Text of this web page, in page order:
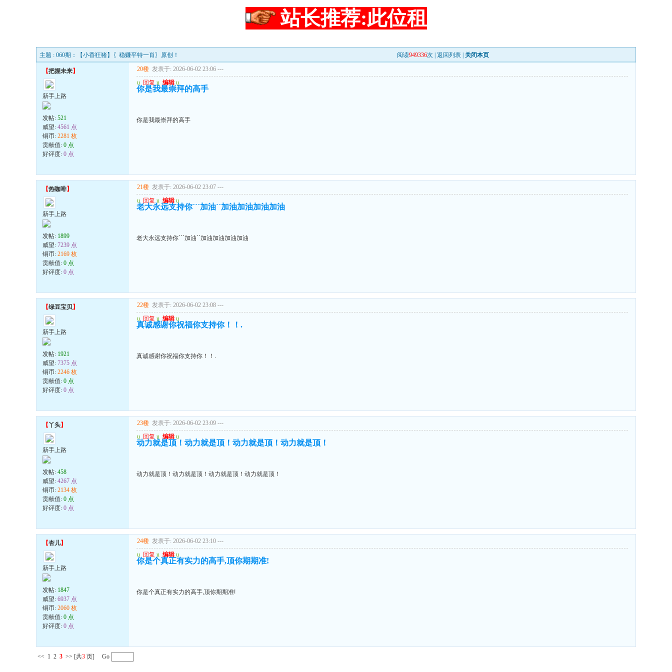
站长推荐:此位租
主题 : 060期：【小香狂猪】〖稳赚平特一肖〗原创！ 阅读949336次 | 返回列表 关闭本页
【把握未来】
新手上路
发帖: 521
威望: 4561 点
铜币: 2281 枚
贡献值: 0 点
好评度: 0 点
20楼 发表于: 2026-06-02 23:06 ---
u 回复 u 编辑 u
你是我最崇拜的高手
你是我最崇拜的高手
【热咖啡】
新手上路
发帖: 1899
威望: 7239 点
铜币: 2169 枚
贡献值: 0 点
好评度: 0 点
21楼 发表于: 2026-06-02 23:07 ---
u 回复 u 编辑 u
老大永远支持你```加油``加油加油加油加油
老大永远支持你```加油``加油加油加油加油
【绿豆宝贝】
新手上路
发帖: 1921
威望: 7375 点
铜币: 2246 枚
贡献值: 0 点
好评度: 0 点
22楼 发表于: 2026-06-02 23:08 ---
u 回复 u 编辑 u
真诚感谢你祝福你支持你！！.
真诚感谢你祝福你支持你！！.
【丫头】
新手上路
发帖: 458
威望: 4267 点
铜币: 2134 枚
贡献值: 0 点
好评度: 0 点
23楼 发表于: 2026-06-02 23:09 ---
u 回复 u 编辑 u
动力就是顶！动力就是顶！动力就是顶！动力就是顶！
动力就是顶！动力就是顶！动力就是顶！动力就是顶！
【杏儿】
新手上路
发帖: 1847
威望: 6937 点
铜币: 2060 枚
贡献值: 0 点
好评度: 0 点
24楼 发表于: 2026-06-02 23:10 ---
u 回复 u 编辑 u
你是个真正有实力的高手,顶你期期准!
你是个真正有实力的高手,顶你期期准!
<< 1 2 3 >> [共3 页] Go